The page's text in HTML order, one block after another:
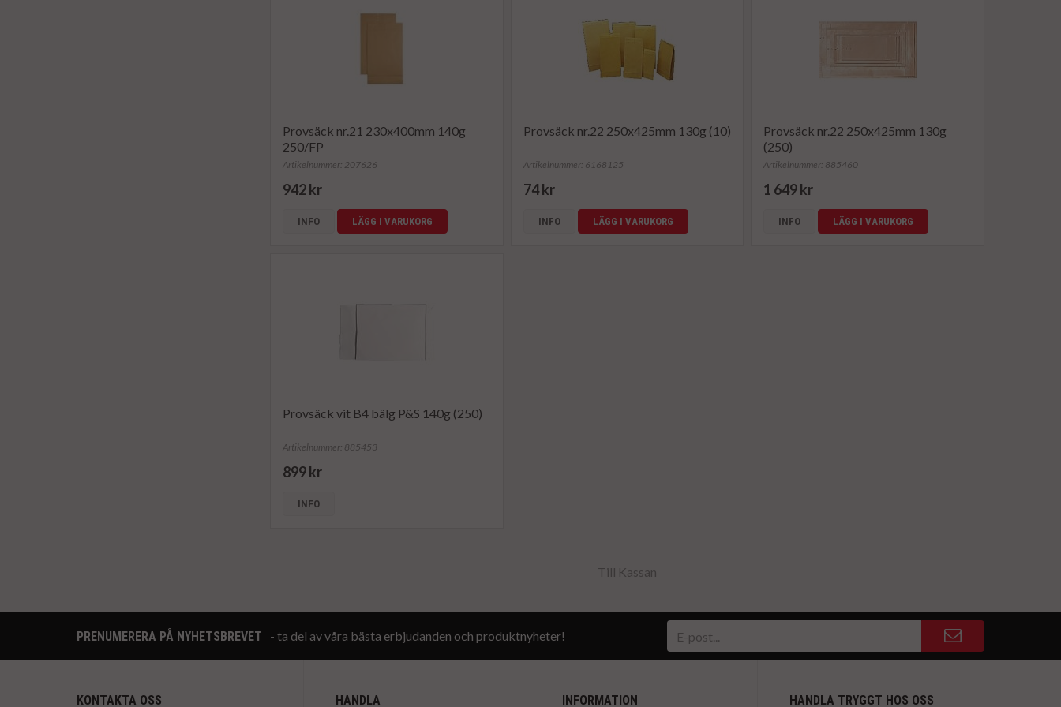
Provsäck nr.21 230x400mm 140g
250/FP
Artikelnummer: 207626
942 kr
INFO LÄGG I VARUKORG
Provsäck nr.22 250x425mm 130g (10)
Artikelnummer: 6168125
74 kr
INFO LÄGG I VARUKORG
Provsäck nr.22 250x425mm 130g
(250)
Artikelnummer: 885460
1 649 kr
INFO LÄGG I VARUKORG
Provsäck vit B4 bälg P&S 140g (250)
Artikelnummer: 885453
899 kr
INFO
Till Kassan
PRENUMERERA PÅ NYHETSBREVET - ta del av våra bästa erbjudanden och produktnyheter!
KONTAKTA OSS HANDLA INFORMATION HANDLA TRYGGT HOS OSS